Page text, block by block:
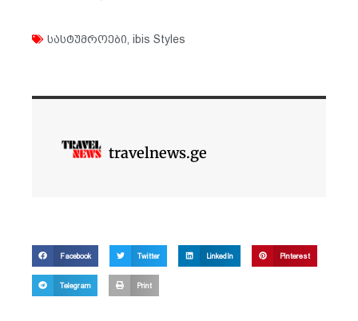
სასტუმროები ibis Styles
travelnews.ge
Facebook Twitter LinkedIn Pinterest
Telegram Print